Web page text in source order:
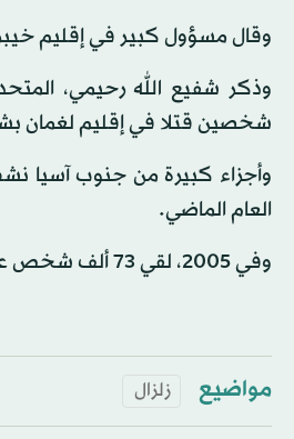
وقال مسؤول كبير في إقليم خيبر باختون خوا
وذكر شفيع الله رحيمي،
شخصين قتلا في إقليم لغمان
العام الماضي.
وفي 2005، لقي 73 ألف شخص على الأقل حتفهم في زلزال قوته 7.6 درجة هز شمال باكستان.
مواضيع زلزال